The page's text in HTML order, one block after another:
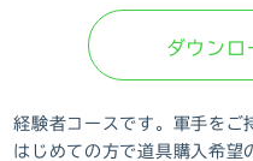
ダウンロ
経験者コースです。軍手をご
はじめての方で道具購入希望